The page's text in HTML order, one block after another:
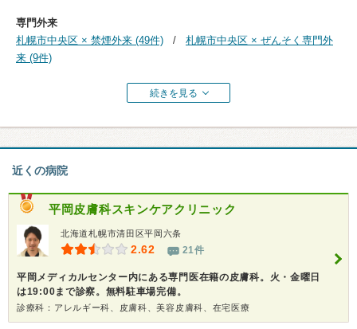
専門外来
札幌市中央区 × 禁煙外来 (49件)
札幌市中央区 × ぜんそく専門外
来 (9件)
続きを見る
近くの病院
平岡皮膚科スキンケアクリニック
北海道札幌市清田区平岡六条
2.62 21件
平岡メディカルセンター内にある専門医在籍の皮膚科。火・金曜日
は19:00まで診察。無料駐車場完備。
診療科：アレルギー科、皮膚科、美容皮膚科、在宅医療